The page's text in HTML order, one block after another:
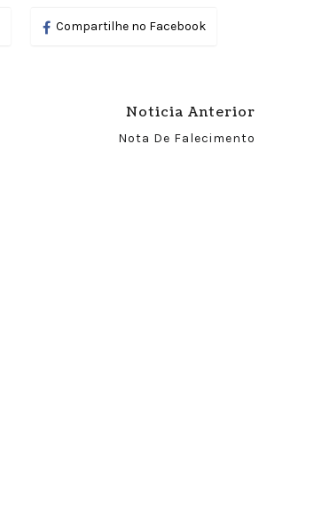
Compartilhe no Facebook
Noticia Anterior
Nota De Falecimento